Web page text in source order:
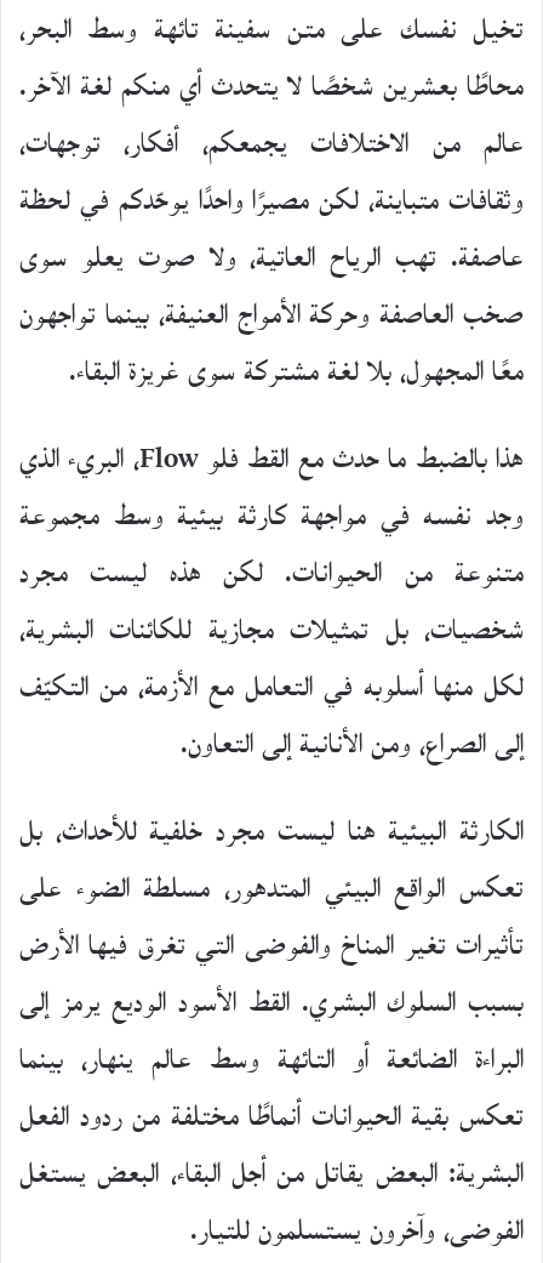
تخيل نفسك على متن سفينة تائهة وسط البحر،
محاطًا بعشرين شخصًا لا يتحدث أي منكم لغة الآخر.
عالم من الاختلافات يجمعكم، أفكار، توجهات،
وثقافات متباينة، لكن مصيرًا واحدًا يوحّدكم في لحظة
عاصفة. تهب الرياح العاتية، ولا صوت يعلو سوى
صخب العاصفة وحركة الأمواج العنيفة، بينما تواجهون
معًا المجهول، بلا لغة مشتركة سوى غريزة البقاء.
هذا بالضبط ما حدث مع القط فلو Flow، البريء الذي
وجد نفسه في مواجهة كارثة بيئية وسط مجموعة
متنوعة من الحيوانات. لكن هذه ليست مجرد
شخصيات، بل تمثيلات مجازية للكائنات البشرية،
لكل منها أسلوبه في التعامل مع الأزمة، من التكيّف
إلى الصراع، ومن الأنانية إلى التعاون.
الكارثة البيئية هنا ليست مجرد خلفية للأحداث، بل
تعكس الواقع البيئي المتدهور، مسلطة الضوء على
تأثيرات تغير المناخ والفوضى التي تغرق فيها الأرض
بسبب السلوك البشري. القط الأسود الوديع يرمز إلى
البراءة الضائعة أو التائهة وسط عالم ينهار، بينما
تعكس بقية الحيوانات أنماطًا مختلفة من ردود الفعل
البشرية: البعض يقاتل من أجل البقاء، البعض يستغل
الفوضى، وآخرون يستسلمون للتيار.